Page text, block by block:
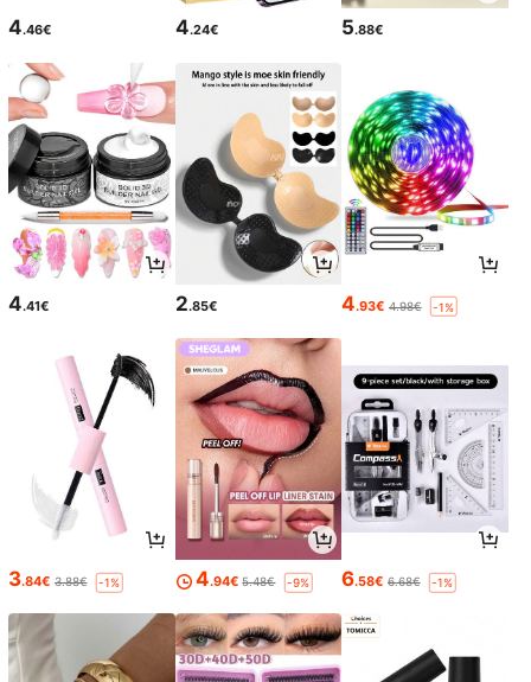
4.46€ 4.24€ 5.88€
4.41€ 2.85€ 4.93€ 4.98€ -1%
3.84€ 3.88€ -1% 4.94€ 5.48€ -9% 6.58€ 6.68€ -1%